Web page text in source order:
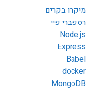
מיקרו בקרים
רספברי פיי
Node.js
Express
Babel
docker
MongoDB